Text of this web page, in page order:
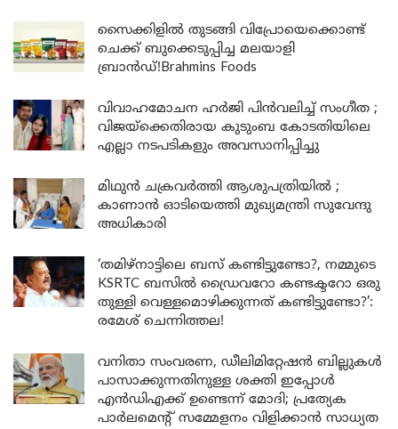
സൈക്കിളിൽ തുടങ്ങി വിപ്രോയെക്കൊണ്ട്
ചെക്ക് ബുക്കെടുപ്പിച്ച മലയാളി
ബ്രാൻഡ്!Brahmins Foods
വിവാഹമോചന ഹർജി പിൻവലിച്ച് സംഗീത ;
വിജയ്ക്കെതിരായ കുടുംബ കോടതിയിലെ
എല്ലാ നടപടികളും അവസാനിപ്പിച്ചു
മിഥുൻ ചക്രവർത്തി ആശുപത്രിയിൽ ;
കാണാൻ ഓടിയെത്തി മുഖ്യമന്ത്രി സുവേന്ദു
അധികാരി
‘തമിഴ്‌നാട്ടിലെ ബസ് കണ്ടിട്ടുണ്ടോ?, നമ്മുടെ
KSRTC ബസിൽ ഡ്രൈവറോ കണ്ടക്ടറോ ഒരു
തുള്ളി വെള്ളമൊഴിക്കുന്നത് കണ്ടിട്ടുണ്ടോ?’:
രമേശ് ചെന്നിത്തല!
വനിതാ സംവരണ, ഡീലിമിറ്റേഷൻ ബില്ലുകൾ
പാസാക്കുന്നതിനുള്ള ശക്തി ഇപ്പോൾ
എൻഡിഎക്ക് ഉണ്ടെന്ന് മോദി; പ്രത്യേക
പാർലമെന്റ് സമ്മേളനം വിളിക്കാൻ സാധ്യത